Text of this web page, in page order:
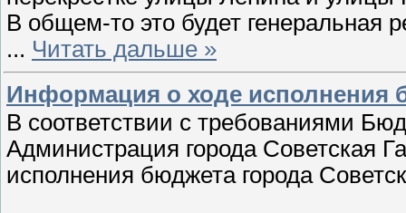
В общем-то это будет генеральная
... Читать дальше »
Информация о ходе исполнения
В соответствии с требованиями
Администрация города Советская
исполнения бюджета города